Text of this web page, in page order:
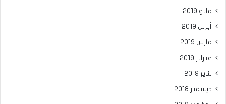
مايو 2019
أبريل 2019
مارس 2019
فبراير 2019
يناير 2019
ديسمبر 2018